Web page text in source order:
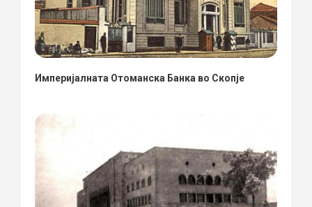
Империјалната Отоманска Банка во Скопје